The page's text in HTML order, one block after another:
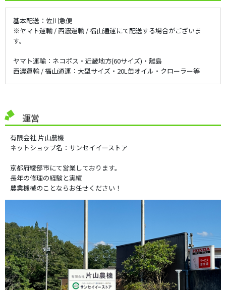
基本配送：佐川急便
※ヤマト運輸 / 西濃運輸 / 福山通運にて配送する場合がございま
す。
ヤマト運輸：ネコポス・近畿地方(60サイズ)・離島
西濃運輸 / 福山通運：大型サイズ・20L缶オイル・クローラー等
運営
有限会社 片山農機
ネットショップ名：サンセイイーストア
京都府綾部市にて営業しております。
長年の修理の経験と実績
農業機械のことならお任せください！